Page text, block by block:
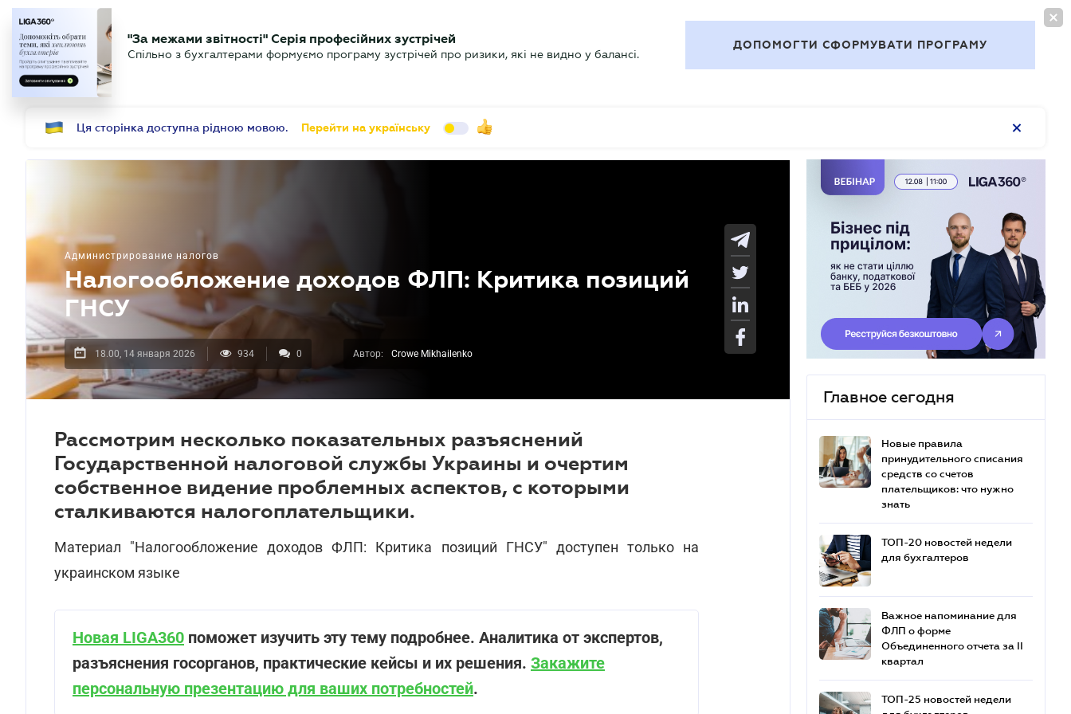
БУХГАЛТЕР Новости Аналитика Календарь Актуально
"За межами звітності" Серія професійних зустрічей
Спільно з бухгалтерами формуємо програму зустрічей про ризики, які не видно у балансі.
ДОПОМОГТИ СФОРМУВАТИ ПРОГРАМУ
Ця сторінка доступна рідною мовою. Перейти на українську
Администрирование налогов
Налогообложение доходов ФЛП: Критика позиций
ГНСУ
18.00, 14 января 2026 934 0 Автор: Crowe Mikhailenko
Рассмотрим несколько показательных разъяснений
Государственной налоговой службы Украины и очертим
собственное видение проблемных аспектов, с которыми
сталкиваются налогоплательщики.
Материал "Налогообложение доходов ФЛП: Критика позиций ГНСУ" доступен только на
украинском языке
Новая LIGA360 поможет изучить эту тему подробнее. Аналитика от экспертов,
разъяснения госорганов, практические кейсы и их решения. Закажите
персональную презентацию для ваших потребностей.
Главное сегодня
Новые правила
принудительного списания
средств со счетов
плательщиков: что нужно
знать
ТОП-20 новостей недели
для бухгалтеров
Важное напоминание для
ФЛП о форме
Объединенного отчета за II
квартал
ТОП-25 новостей недели